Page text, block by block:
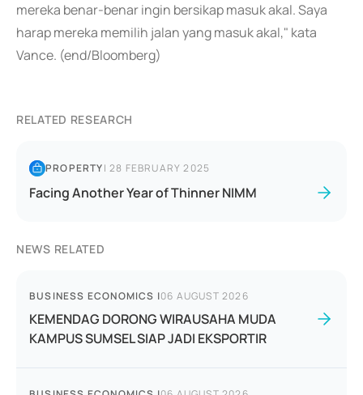
mereka benar-benar ingin bersikap masuk akal. Saya
harap mereka memilih jalan yang masuk akal," kata
Vance. (end/Bloomberg)
RELATED RESEARCH
PROPERTY|28 FEBRUARY 2025
Facing Another Year of Thinner NIMM
NEWS RELATED
BUSINESS ECONOMICS |06 AUGUST 2026
KEMENDAG DORONG WIRAUSAHA MUDA
KAMPUS SUMSEL SIAP JADI EKSPORTIR